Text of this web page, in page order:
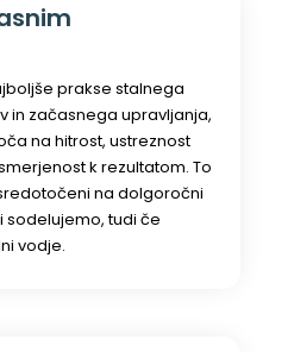
prakse stalnega
in začasnega upravljanja,
na hitrost, ustreznost
k rezultatom. To
na dolgoročni
sodelujemo, tudi če
vodje.